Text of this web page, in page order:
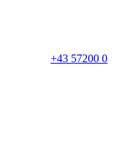
+43 57200 0